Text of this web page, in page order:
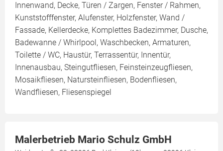
Innenwand, Decke, Türen / Zargen, Fenster / Rahmen,
Kunststofffenster, Alufenster, Holzfenster, Wand /
Fassade, Kellerdecke, Komplettes Badezimmer, Dusche,
Badewanne / Whirlpool, Waschbecken, Armaturen,
Toilette / WC, Haustür, Terrassentür, Innentür,
Innenausbau, Steingutfliesen, Feinsteinzeugfliesen,
Mosaikfliesen, Natursteinfliesen, Bodenfliesen,
Wandfliesen, Fliesenspiegel
Malerbetrieb Mario Schulz GmbH